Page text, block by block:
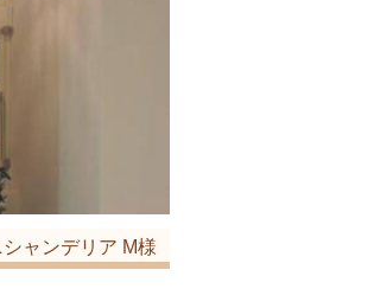
ャンデリア M様